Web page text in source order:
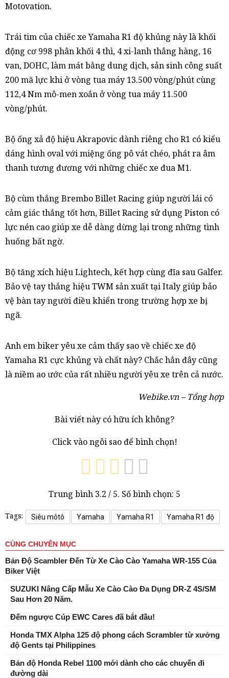
Motovation.
Trái tim của chiếc xe Yamaha R1 độ khủng này là khối
động cơ 998 phân khối 4 thì, 4 xi-lanh thẳng hàng, 16
van, DOHC, làm mát bằng dung dịch, sản sinh công suất
200 mã lực khi ở vòng tua máy 13.500 vòng/phút cùng
112,4 Nm mô-men xoắn ở vòng tua máy 11.500
vòng/phút.
Bộ ống xả độ hiệu Akrapovic dành riêng cho R1 có kiểu
dáng hình oval với miệng ống pô vát chéo, phát ra âm
thanh tương đương với những chiếc xe đua M1.
Bộ cùm thắng Brembo Billet Racing giúp người lái có
cảm giác thắng tốt hơn, Billet Racing sử dụng Piston có
lực nén cao giúp xe dễ dàng dừng lại trong những tình
huống bất ngờ.
Bộ tăng xích hiệu Lightech, kết hợp cùng đĩa sau Galfer.
Bảo vệ tay thắng hiệu TWM sản xuất tại Italy giúp bảo
vệ bàn tay người điều khiển trong trường hợp xe bị
ngã.
Anh em biker yêu xe cảm thấy sao về chiếc xe độ
Yamaha R1 cực khủng và chất này? Chắc hẳn đây cũng
là niềm ao ước của rất nhiều người yêu xe trên cả nước.
Webike.vn – Tổng hợp
Bài viết này có hữu ích không?
Click vào ngôi sao để bình chọn!
Trung bình 3.2 / 5. Số bình chọn: 5
Tags: Siêu môtô Yamaha Yamaha R1 Yamaha R1 độ
CÙNG CHUYÊN MỤC
Bản Độ Scambler Đến Từ Xe Cào Cào Yamaha WR-155 Của
Biker Việt
SUZUKI Nâng Cấp Mẫu Xe Cào Cào Đa Dụng DR-Z 4S/SM
Sau Hơn 20 Năm.
Đếm ngược Cúp EWC Cares đã bắt đầu!
Honda TMX Alpha 125 độ phong cách Scrambler từ xưởng
độ Gents tại Philippines
Bản độ Honda Rebel 1100 mới dành cho các chuyến đi
đường dài